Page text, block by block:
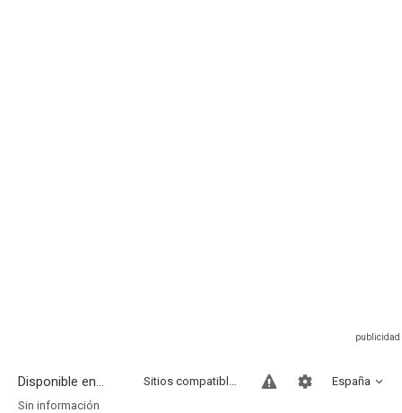
Disponible en... España
Sitios compatibles
Sin información